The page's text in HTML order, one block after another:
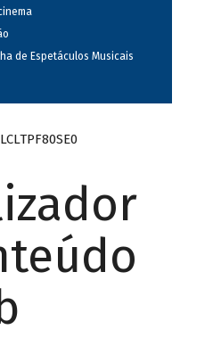
de Espetáculos Musicais